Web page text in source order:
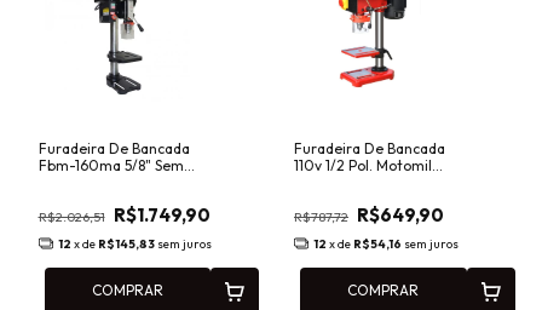
Furadeira De Bancada
Fbm-160ma 5/8" Sem
R$2.026,51 R$1.749,90
12 x de R$145,83 sem juros
COMPRAR
Furadeira De Bancada
110v 1/2 Pol. Motomil
R$787,72 R$649,90
12 x de R$54,16 sem juros
COMPRAR